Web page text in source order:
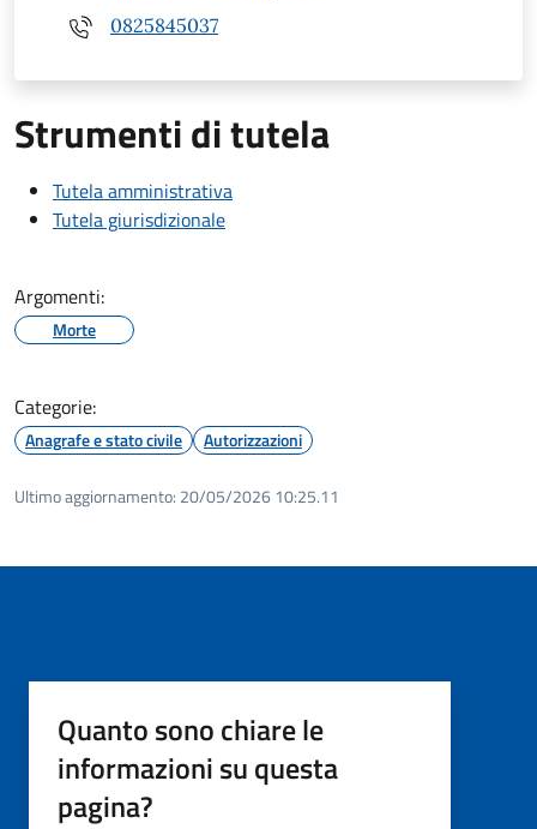
0825845037
Strumenti di tutela
Tutela amministrativa
Tutela giurisdizionale
Argomenti:
Morte
Categorie:
Anagrafe e stato civile Autorizzazioni
Ultimo aggiornamento: 20/05/2026 10:25.11
Quanto sono chiare le
informazioni su questa
pagina?